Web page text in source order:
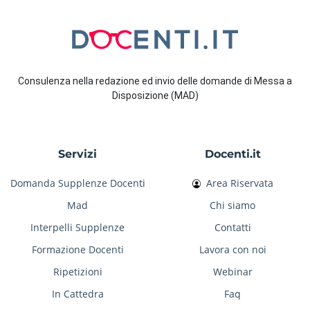
Consulenza nella redazione ed invio delle domande di Messa a
Disposizione (MAD)
Servizi
Domanda Supplenze Docenti
Mad
Interpelli Supplenze
Formazione Docenti
Ripetizioni
In Cattedra
Docenti.it
Area Riservata
Chi siamo
Contatti
Lavora con noi
Webinar
Faq